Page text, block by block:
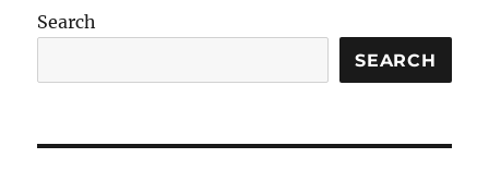
Search
SEARCH